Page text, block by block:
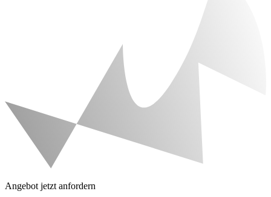
Angebot jetzt anfordern